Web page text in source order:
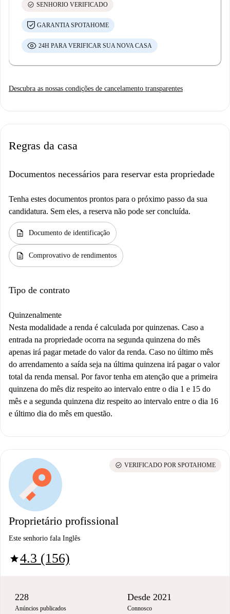
check_circle SENHORIO VERIFICADO
GARANTIA SPOTAHOME
24H PARA VERIFICAR SUA NOVA CASA
Descubra as nossas condições de cancelamento transparentes
Regras da casa
Documentos necessários para reservar esta propriedade
Tenha estes documentos prontos para o próximo passo da sua
candidatura. Sem eles, a reserva não pode ser concluída.
description Documento de identificação
description Comprovativo de rendimentos
Tipo de contrato
Quinzenalmente
Nesta modalidade a renda é calculada por quinzenas. Caso a
entrada na propriedade ocorra na segunda quinzena do mês
apenas irá pagar metade do valor da renda. Caso no último mês
do arrendamento a saída seja na última quinzena irá pagar o valor
total da renda mensal. Por favor tenha em atenção que a primeira
quinzena do mês diz respeito ao intervalo entre o dia 1 e 15 do
mês e a segunda quinzena diz respeito ao intervalo entre o dia 16
e último dia do mês em questão.
Proprietário profissional
Este senhorio fala Inglês
star4.3 (156)
check_circle VERIFICADO POR SPOTAHOME
228
Anúncios publicados
Desde 2021
Connosco